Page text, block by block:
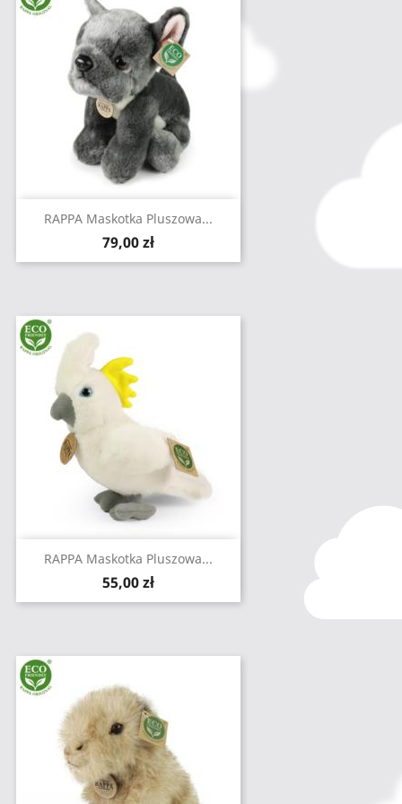
RAPPA Maskotka Pluszowa...
Cena
79,00 zł
RAPPA Maskotka Pluszowa...
Cena
55,00 zł